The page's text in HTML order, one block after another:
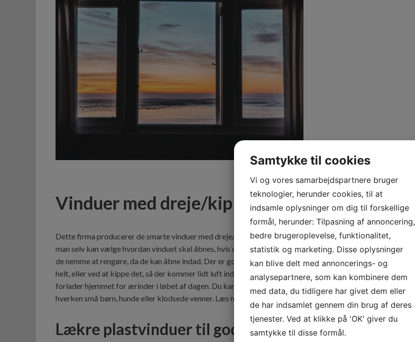
Vinduer med dreje/kip
Dette firma producerer de smarte vinduer med dreje/kip funktionen. De mange fordele er blandt andet, at
man selv kan vælge hvordan vinduet skal åbnes, hvis det eksempelvis regner eller blæser meget. Samtidig er
de nemme at rengøre, da de kan åbne indad. Der er god mulighed for udluftning, både ved at åbne vinduet
helt, eller ved at kippe det, så der kommer lidt luft ind løbende. Det kan endda trygt efterlades åbent, hvis du
forlader hjemmet for ærinder i løbet af dagen. Du kan også være sikker på at ingen falder ud af vinduet,
hverken små børn, hunde eller klodsede venner. Læs mere om disse
vinduer med dreje/kip
Lækre plastvinduer til gode priser
Samtykke til cookies
Vi og vores samarbejdspartnere bruger
teknologier, herunder cookies, til at
indsamle oplysninger om dig til forskellige
formål, herunder: Tilpasning af annoncering,
bedre brugeroplevelse, funktionalitet,
statistik og marketing. Disse oplysninger
kan blive delt med annoncerings- og
analysepartnere, som kan kombinere dem
med data, du tidligere har givet dem eller
de har indsamlet gennem din brug af deres
tjenester. Ved at klikke på 'OK' giver du
samtykke til disse formål.